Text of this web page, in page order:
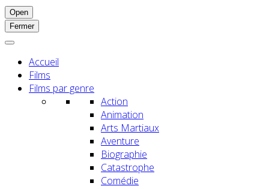
Open
Fermer
Accueil
Films
Films par genre
Action
Animation
Arts Martiaux
Aventure
Biographie
Catastrophe
Comédie